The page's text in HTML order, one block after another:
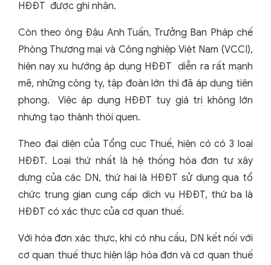
HĐĐT được ghi nhận.
Còn theo ông Đậu Anh Tuấn, Trưởng Ban Pháp chế
Phòng Thương mại và Công nghiệp Việt Nam (VCCI),
hiện nay xu hướng áp dụng HĐĐT diễn ra rất mạnh
mẽ, những công ty, tập đoàn lớn thì đã áp dụng tiên
phong. Việc áp dụng HĐĐT tuy giá trị không lớn
nhưng tạo thành thói quen.
Theo đại diện của Tổng cục Thuế, hiện có có 3 loại
HĐĐT. Loại thứ nhất là hệ thống hóa đơn tự xây
dựng của các DN, thứ hai là HĐĐT sử dụng qua tổ
chức trung gian cung cấp dịch vụ HĐĐT, thứ ba là
HĐĐT có xác thực của cơ quan thuế.
Với hóa đơn xác thực, khi có nhu cầu, DN kết nối với
cơ quan thuế thực hiện lập hóa đơn và cơ quan thuế